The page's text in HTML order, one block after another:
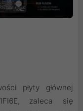
płyty głównej
zaleca się